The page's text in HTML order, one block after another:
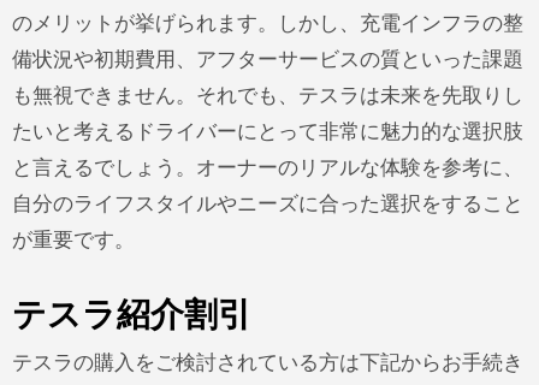
のメリットが挙げられます。しかし、充電インフラの整
備状況や初期費用、アフターサービスの質といった課題
も無視できません。それでも、テスラは未来を先取りし
たいと考えるドライバーにとって非常に魅力的な選択肢
と言えるでしょう。オーナーのリアルな体験を参考に、
自分のライフスタイルやニーズに合った選択をすること
が重要です。
テスラ紹介割引
テスラの購入をご検討されている方は下記からお手続き